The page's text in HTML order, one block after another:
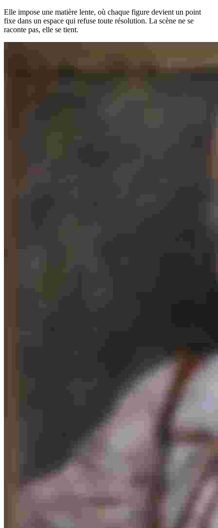
Elle impose une matière lente, où chaque figure devient un point
fixe dans un espace qui refuse toute résolution. La scène ne se
raconte pas, elle se tient.